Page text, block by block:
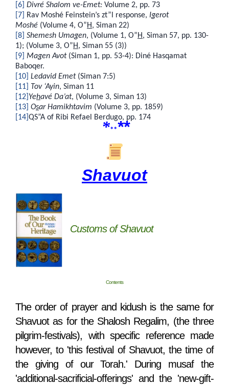
[6] Divré Shalom ve-Emet: Volume 2, pp. 73
[7]
Rav Moshé Feinstein’s zt”l response, Igerot
Moshé (Volume 4, O”H, Siman 22)
[8] Shemesh Umagen, (Volume 1, O”H, Siman 57, pp. 130-
1); (Volume 3, O”H, Siman 55 (3))
[9]
Magen Avot(Siman 1, pp. 53-4): Diné Hasqamat
Baboqer.
[10] Ledavid Emet(Siman 7:5)
[11]
Tov ‘Ayin, Siman 11
[12] Yehavé Da’at, (Volume 3, Siman 13)
[13] Osar Hamikhtavim (Volume 3, pp. 1859)
[14] QS”A of Ribi Refael Berdugo, pp. 174
*****
Shavuot
Customs of Shavuot
Contents
The order of prayer and kidush is the same for
Shavuot as for the Shalosh Regalim, (the three
pilgrim-festivals), with specific reference made
however, to 'this festival of Shavuot, the time of
the giving of our Torah.' During musaf the
'additional-sacrificial-offerings' and the 'new-gift-